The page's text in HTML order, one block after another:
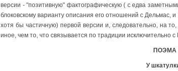
версии - "позитивную" фактографическую ( с едва
блоковскому варианту описания его отношений с Дельмас,
хотя бы частичную) первой версии и, следовательно, на
иное, чем то, что связывается по традиции исключительно
ПОЭМА
У